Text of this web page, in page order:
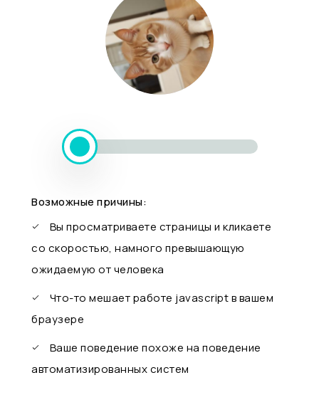
Возможные причины:
Вы просматриваете страницы и кликаете
со скоростью, намного превышающую
ожидаемую от человека
Что-то мешает работе javascript в вашем
браузере
Ваше поведение похоже на поведение
автоматизированных систем